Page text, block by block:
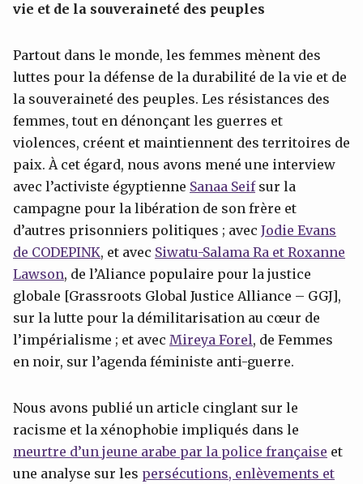
vie et de la souveraineté des peuples
Partout dans le monde, les femmes mènent des
luttes pour la défense de la durabilité de la vie et de
la souveraineté des peuples. Les résistances des
femmes, tout en dénonçant les guerres et
violences, créent et maintiennent des territoires de
paix. À cet égard, nous avons mené une interview
avec l’activiste égyptienne Sanaa Seifsur la
campagne pour la libération de son frère et
d’autres prisonniers politiques ; avec Jodie Evans
de CODEPINK, et avec Siwatu-Salama Ra et Roxanne
Lawson, de l’Aliance populaire pour la justice
globale [Grassroots Global Justice Alliance – GGJ],
sur la lutte pour la démilitarisation au cœur de
l’impérialisme ; et avec Mireya Forel, de Femmes
en noir, sur l’agenda féministe anti-guerre.
Nous avons publié un article cinglant sur le
racisme et la xénophobie impliqués dans le
meurtre d’un jeune arabe par la police française et
une analyse sur les persécutions, enlèvements et